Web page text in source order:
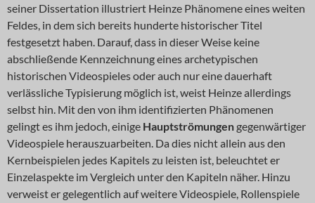
seiner Dissertation illustriert Heinze Phänomene eines weiten
Feldes, in dem sich bereits hunderte historischer Titel
festgesetzt haben. Darauf, dass in dieser Weise keine
abschließende Kennzeichnung eines archetypischen
historischen Videospieles oder auch nur eine dauerhaft
verlässliche Typisierung möglich ist, weist Heinze allerdings
selbst hin. Mit den von ihm identifizierten Phänomenen
gelingt es ihm jedoch, einige Hauptströmungen gegenwärtiger
Videospiele herauszuarbeiten. Da dies nicht allein aus den
Kernbeispielen jedes Kapitels zu leisten ist, beleuchtet er
Einzelaspekte im Vergleich unter den Kapiteln näher. Hinzu
verweist er gelegentlich auf weitere Videospiele, Rollenspiele